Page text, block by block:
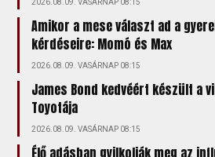
Amikor a mese választ ad a
kérdéseire: Momó és Max
2026.08.09. VASÁRNAP 08:15
James Bond kedvéért készült a
Toyotája
2026.08.09. VASÁRNAP 08:15
Élő adásban gyilkolják meg az